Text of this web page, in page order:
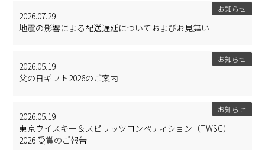
お知らせ
2026.07.29
地震の影響による配送遅延についておよびお見舞い
お知らせ
2026.05.19
父の日ギフト2026のご案内
お知らせ
2026.05.19
東京ウイスキー＆スピリッツコンペティション（TWSC）
2026 受賞のご報告